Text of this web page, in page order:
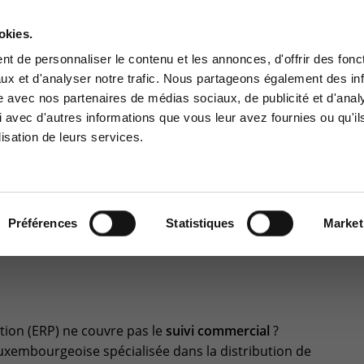
de personnaliser le contenu et les annonces, d'offrir des
et d'analyser notre trafic. Nous partageons également des
avec nos partenaires de médias sociaux, de publicité et
d'autres informations que vous leur avez fournies ou
de leurs services.
Préférences Statistiques
Contactez-nous
Clients
à la zone d'information
client
Centre de services
+32(0)800/12.712
+32(0)800/12.812
Nl)
BUSINESS SOLUTIONS CYBER SÉCURITÉ GOUVERNANCE
GENERAL
(ERP) ne couvre pas le suivi commercial ?
spécialisée dans la distribution de